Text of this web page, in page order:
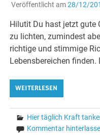
Veröffentlicht am28/12/
Hilutit Du hast jetzt gute
zu lichten, zumindest
richtige und stimmige
Lebensbereichen
WEITERLESEN
Hier täglich Kraft
Kommentar